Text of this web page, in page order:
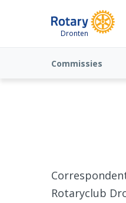
Dronten
Commissies
Rotaryclub